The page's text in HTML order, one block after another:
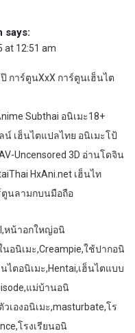
says:
at 12:51 am
การ์ตูนXxX การ์ตูนเฮ็นไต
Subthai อนิเมะ18+
น์ เฮ็นไตแปลไทย อนิเมะโป้
Uncensored 3D อ่านโดจิน
HxAni.net เฮ็นไท
ตูนลามกบนมือถือ
หน้าอกใหญ่อนิ
นอนิเมะ,Creampie,ใช้ปากอนิ
ฮ็นไตอนิเมะ,Hentai,เฮ็นไตแบบ
แม่บ้านอนิ
วเองอนิเมะ,masturbate,โร
โรงเรียนอนิ